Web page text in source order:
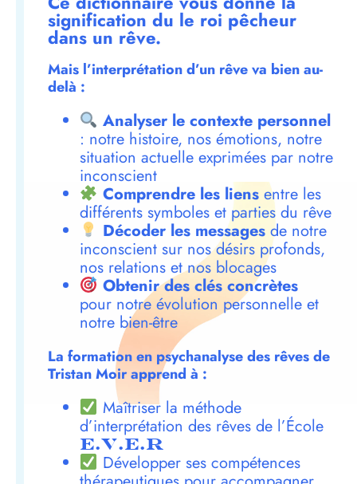
signification du le roi pêcheur
dans un rêve.
Mais l’interprétation d’un rêve va bien au-
delà :
Analyser le contexte personnel
: notre histoire, nos émotions, notre
situation actuelle exprimées par notre
inconscient
Comprendre les liensentre les
différents symboles et parties du rêve
Décoder les messagesde notre
inconscient sur nos désirs profonds,
nos relations et nos blocages
Obtenir des clés concrètes
pour notre évolution personnelle et
notre bien-être
La formation en psychanalyse des rêves de
Tristan Moir apprend à :
Maîtriser la méthode
d’interprétation des rêves de l’École
E.V.E.R
Développer ses compétences